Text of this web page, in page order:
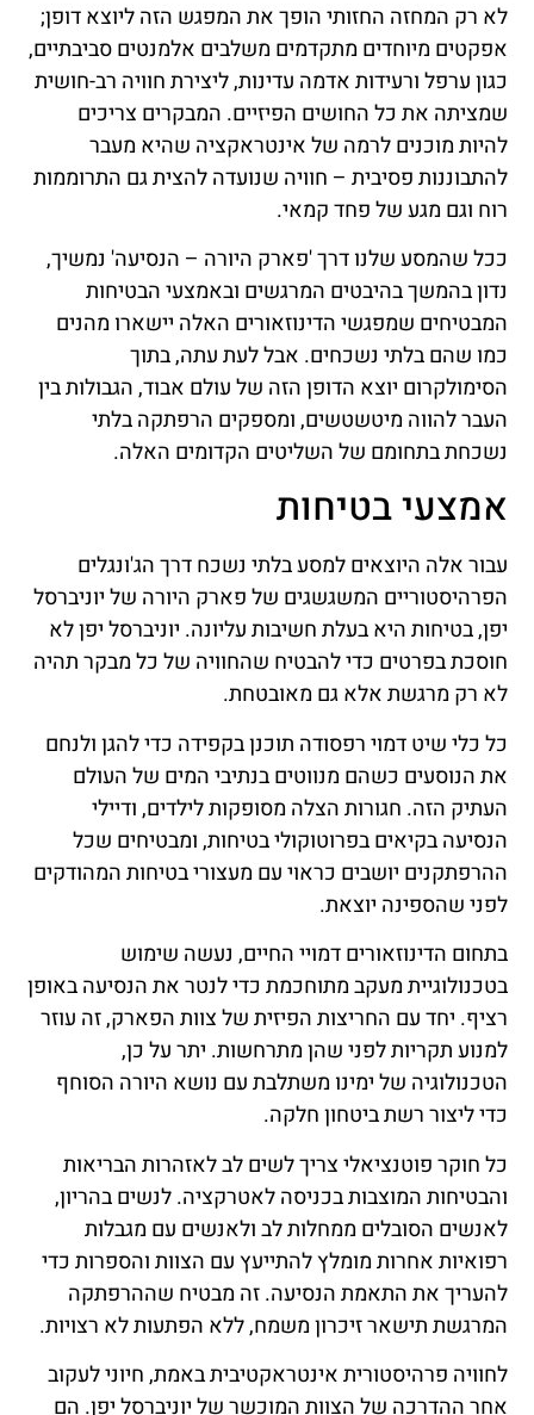
לא רק המחזה החזותי הופך את המפגש הזה ליוצא דופן;
אפקטים מיוחדים מתקדמים משלבים אלמנטים סביבתיים,
כגון ערפל ורעידות אדמה עדינות, ליצירת חוויה רב-חושית
שמציתה את כל החושים הפיזיים. המבקרים צריכים
להיות מוכנים לרמה של אינטראקציה שהיא מעבר
להתבוננות פסיבית – חוויה שנועדה להצית גם התרוממות
רוח וגם מגע של פחד קמאי.
ככל שהמסע שלנו דרך 'פארק היורה – הנסיעה' נמשיך,
נדון בהמשך בהיבטים המרגשים ובאמצעי הבטיחות
המבטיחים שמפגשי הדינוזאורים האלה יישארו מהנים
כמו שהם בלתי נשכחים. אבל לעת עתה, בתוך
הסימולקרום יוצא הדופן הזה של עולם אבוד, הגבולות בין
העבר להווה מיטשטשים, ומספקים הרפתקה בלתי
נשכחת בתחומם של השליטים הקדומים האלה.
אמצעי בטיחות
עבור אלה היוצאים למסע בלתי נשכח דרך הג'ונגלים
הפרהיסטוריים המשגשגים של פארק היורה של יוניברסל
יפן, בטיחות היא בעלת חשיבות עליונה. יוניברסל יפן לא
חוסכת בפרטים כדי להבטיח שהחוויה של כל מבקר תהיה
לא רק מרגשת אלא גם מאובטחת.
כל כלי שיט דמוי רפסודה תוכנן בקפידה כדי להגן ולנחם
את הנוסעים כשהם מנווטים בנתיבי המים של העולם
העתיק הזה. חגורות הצלה מסופקות לילדים, ודיילי
הנסיעה בקיאים בפרוטוקולי בטיחות, ומבטיחים שכל
ההרפתקנים יושבים כראוי עם מעצורי בטיחות המהודקים
לפני שהספינה יוצאת.
בתחום הדינוזאורים דמויי החיים, נעשה שימוש
בטכנולוגיית מעקב מתוחכמת כדי לנטר את הנסיעה באופן
רציף. יחד עם החריצות הפיזית של צוות הפארק, זה עוזר
למנוע תקריות לפני שהן מתרחשות. יתר על כן,
הטכנולוגיה של ימינו משתלבת עם נושא היורה הסוחף
כדי ליצור רשת ביטחון חלקה.
כל חוקר פוטנציאלי צריך לשים לב לאזהרות הבריאות
והבטיחות המוצבות בכניסה לאטרקציה. לנשים בהריון,
לאנשים הסובלים ממחלות לב ולאנשים עם מגבלות
רפואיות אחרות מומלץ להתייעץ עם הצוות והספרות כדי
להעריך את התאמת הנסיעה. זה מבטיח שההרפתקה
המרגשת תישאר זיכרון משמח, ללא הפתעות לא רצויות.
לחוויה פרהיסטורית אינטראקטיבית באמת, חיוני לעקוב
אחר ההדרכה של הצוות המוכשר של יוניברסל יפן. הם